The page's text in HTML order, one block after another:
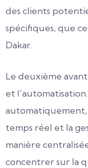
des clients
spécifiques, que
Dakar.
Le deuxième
et
automatiquement,
temps réel et la
manière
concentrer sur la